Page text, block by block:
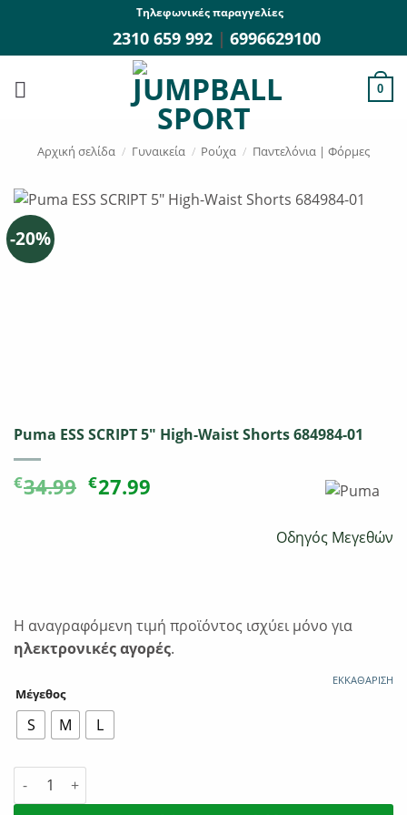
περιεχόμενο
Τηλεφωνικές παραγγελίες
2310 659 992 | 6996629100
0
Αρχική σελίδα / Γυναικεία / Ρούχα / Παντελόνια | Φόρμες
-20%
Puma ESS SCRIPT 5″ High-Waist Shorts 684984-01
€34.99 Original
€27.99Η
Οδηγός Μεγεθών
Η αναγραφόμενη τιμή προϊόντος ισχύει μόνο για
ηλεκτρονικές αγορές.
Μέγεθος
S M L
ΕΚΚΑΘΆΡΙΣΗ
Puma ESS SCRIPT 5" High-Waist Shorts 684984-01 ποσότητα